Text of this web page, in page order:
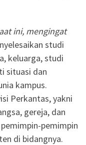
ini, mengingat
studi
keluarga, studi
situasi dan
kampus.
Perkantas, yakni
gereja, dan
pemimpin
di bidangnya.